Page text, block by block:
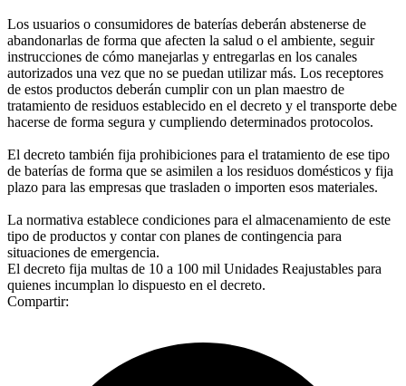
Los usuarios o consumidores de baterías deberán abstenerse de
abandonarlas de forma que afecten la salud o el ambiente, seguir
instrucciones de cómo manejarlas y entregarlas en los canales
autorizados una vez que no se puedan utilizar más. Los receptores
de estos productos deberán cumplir con un plan maestro de
tratamiento de residuos establecido en el decreto y el transporte debe
hacerse de forma segura y cumpliendo determinados protocolos.
El decreto también fija prohibiciones para el tratamiento de ese tipo
de baterías de forma que se asimilen a los residuos domésticos y fija
plazo para las empresas que trasladen o importen esos materiales.
La normativa establece condiciones para el almacenamiento de este
tipo de productos y contar con planes de contingencia para
situaciones de emergencia.
El decreto fija multas de 10 a 100 mil Unidades Reajustables para
quienes incumplan lo dispuesto en el decreto.
Compartir: